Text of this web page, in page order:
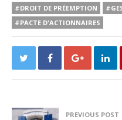
#DROIT DE PRÉEMPTION
#PACTE D'ACTIONNAIRES
PREVIOUS POST